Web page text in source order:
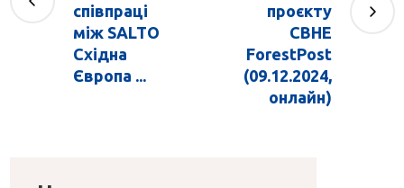
співпраці
між SALTO
Східна
Європа ...
проєкту
CBHE
ForestPost
(09.12.2024,
онлайн)